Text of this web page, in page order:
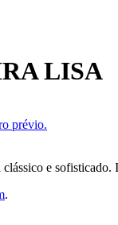
LISA
prévio.
e
.